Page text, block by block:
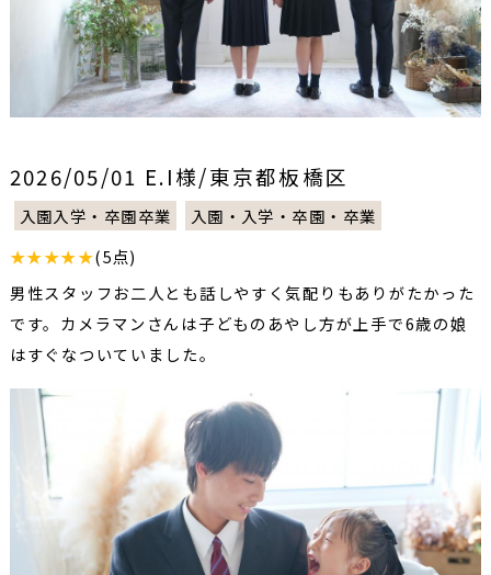
2026/05/01 E.I様/東京都板橋区
入園入学・卒園卒業
入園・入学・卒園・卒業
★★★★★(5点)
男性スタッフお二人とも話しやすく気配りもありがたかった
です。カメラマンさんは子どものあやし方が上手で6歳の娘
はすぐなついていました。